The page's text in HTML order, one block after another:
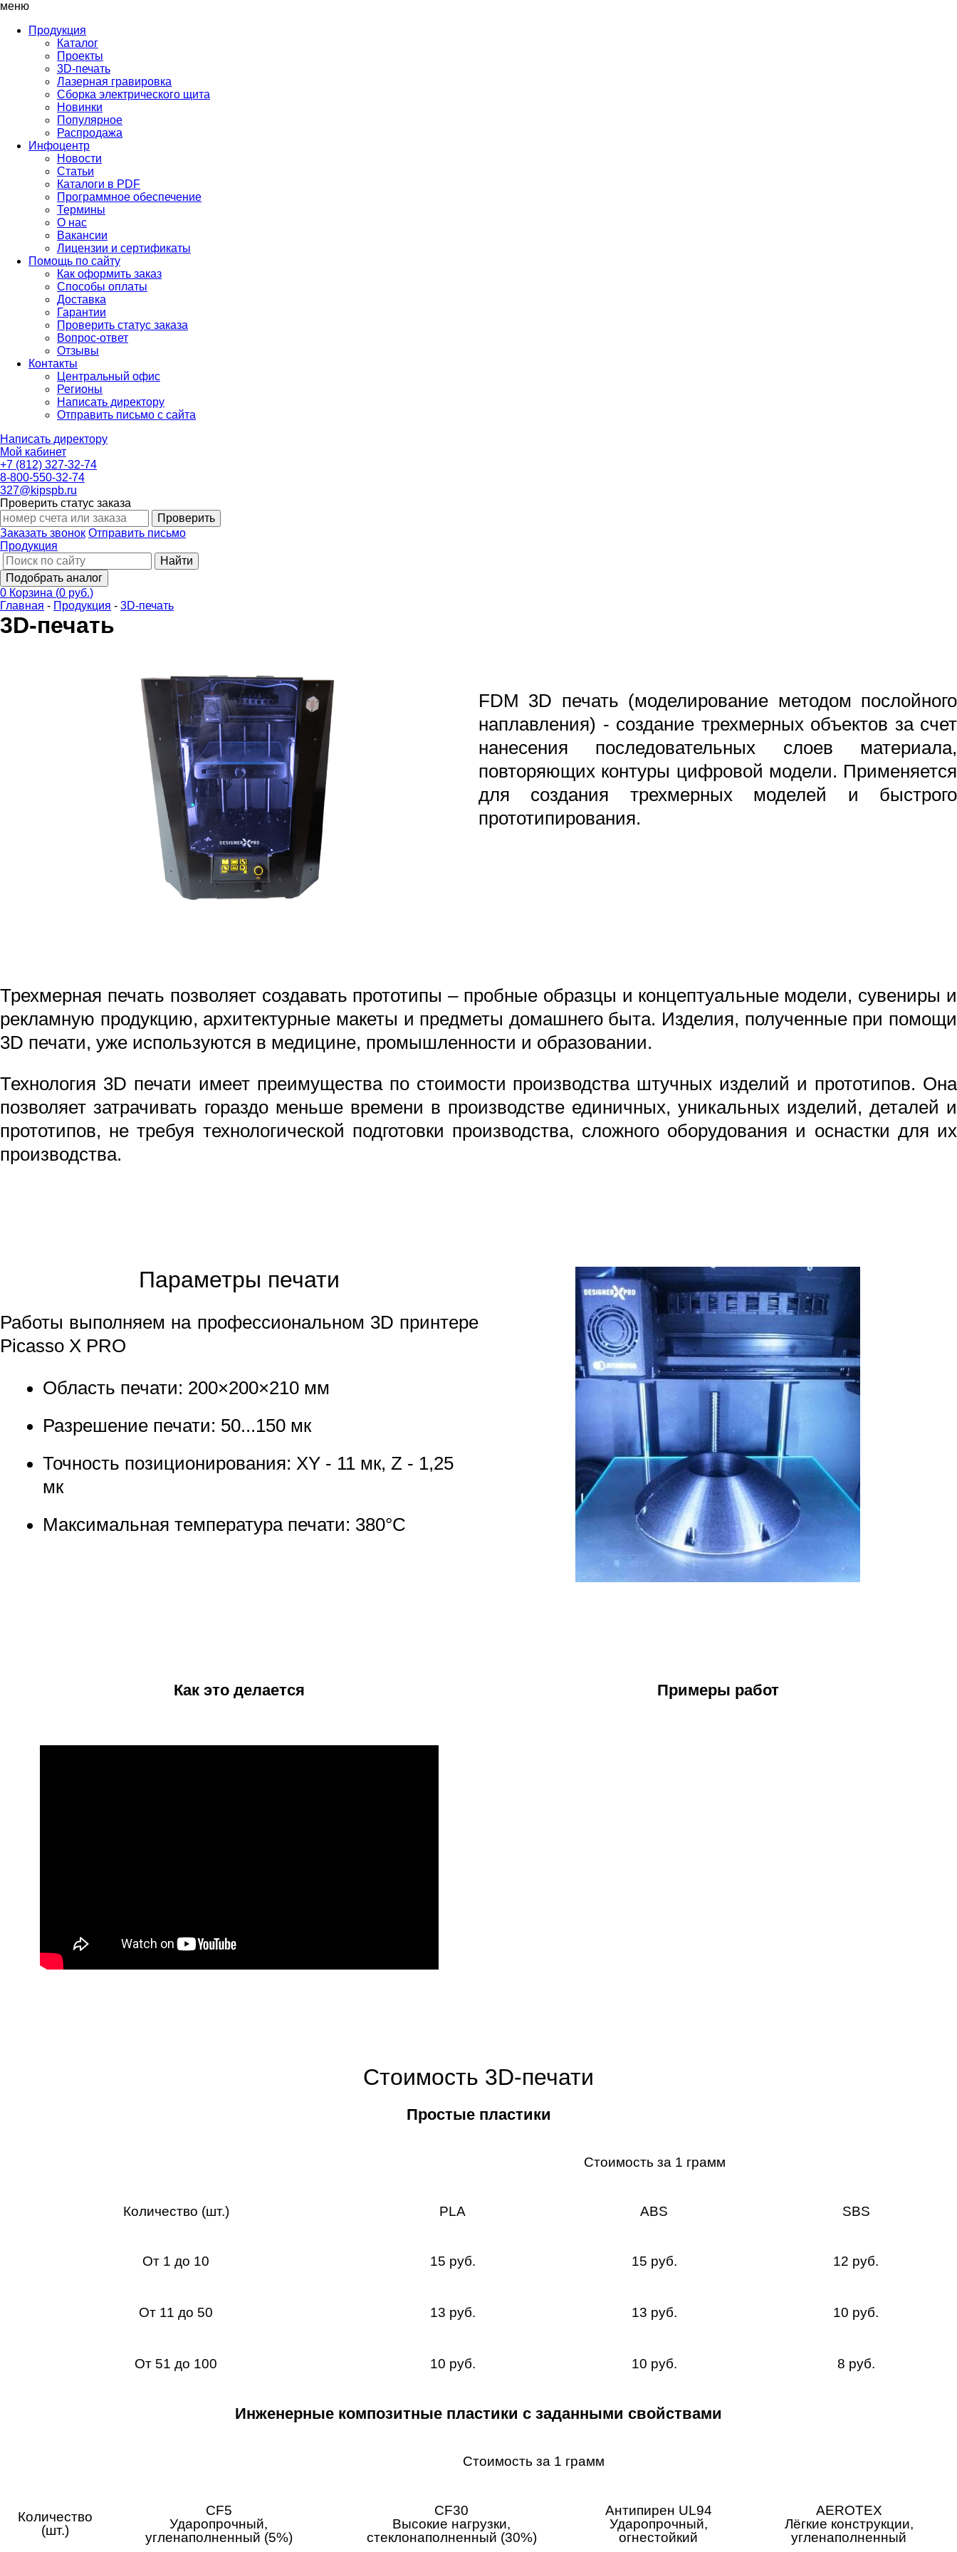
меню
Продукция
Каталог
Проекты
3D-печать
Лазерная гравировка
Сборка электрического щита
Новинки
Популярное
Распродажа
Инфоцентр
Новости
Статьи
Каталоги в PDF
Программное обеспечение
Термины
О нас
Вакансии
Лицензии и сертификаты
Помощь по сайту
Как оформить заказ
Способы оплаты
Доставка
Гарантии
Проверить статус заказа
Вопрос-ответ
Отзывы
Контакты
Центральный офис
Регионы
Написать директору
Отправить письмо с сайта
Написать директору
Мой кабинет
+7 (812) 327-32-74
8-800-550-32-74
327@kipspb.ru
Проверить статус заказа
Проверить
Заказать звонок Отправить письмо
Продукция
Найти
Подобрать аналог
0 Корзина (0 руб.)
Главная - Продукция - 3D-печать
3D-печать
FDM 3D печать (моделирование методом послойного
наплавления) - создание трехмерных объектов за счет
нанесения последовательных слоев материала,
повторяющих контуры цифровой модели. Применяется
для создания трехмерных моделей и быстрого
прототипирования.
Трехмерная печать позволяет создавать прототипы – пробные образцы и концептуальные модели, сувениры и
рекламную продукцию, архитектурные макеты и предметы домашнего быта. Изделия, полученные при помощи
3D печати, уже используются в медицине, промышленности и образовании.
Технология 3D печати имеет преимущества по стоимости производства штучных изделий и прототипов. Она
позволяет затрачивать гораздо меньше времени в производстве единичных, уникальных изделий, деталей и
прототипов, не требуя технологической подготовки производства, сложного оборудования и оснастки для их
производства.
Параметры печати
Работы выполняем на профессиональном 3D принтере
Picasso X PRO
Область печати: 200×200×210 мм
Разрешение печати: 50...150 мк
Точность позиционирования: XY - 11 мк, Z - 1,25
мк
Максимальная температура печати: 380°С
Как это делается Примеры работ
Стоимость 3D-печати
Простые пластики
Стоимость за 1 грамм
Количество (шт.) PLA ABS SBS
От 1 до 10 15 руб. 15 руб. 12 руб.
От 11 до 50 13 руб. 13 руб. 10 руб.
От 51 до 100 10 руб. 10 руб. 8 руб.
Инженерные композитные пластики с заданными свойствами
Стоимость за 1 грамм
Количество
(шт.)
CF5
Ударопрочный,
угленаполненный (5%)
CF30
Высокие нагрузки,
стеклонаполненный (30%)
Антипирен UL94
Ударопрочный,
огнестойкий
AEROTEX
Лёгкие конструкции,
угленаполненный